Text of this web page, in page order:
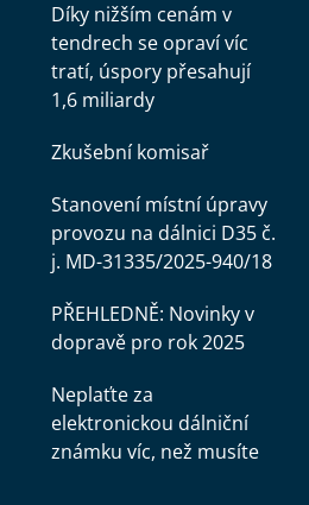
Díky nižším cenám v
tendrech se opraví víc
tratí, úspory přesahují
1,6 miliardy
Zkušební komisař
Stanovení místní úpravy
provozu na dálnici D35 č.
j. MD-31335/2025-940/18
PŘEHLEDNĚ: Novinky v
dopravě pro rok 2025
Neplaťte za
elektronickou dálniční
známku víc, než musíte